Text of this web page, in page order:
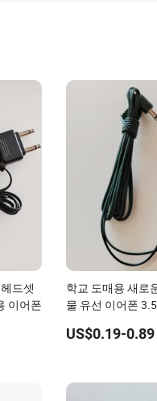
드셋
이어폰
학교 도매용 새로
물 유선 이어폰
US$0.19-0.89